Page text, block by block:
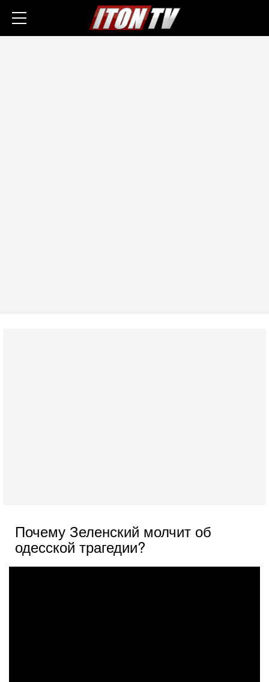
Почему Зеленский молчит об
одесской трагедии?